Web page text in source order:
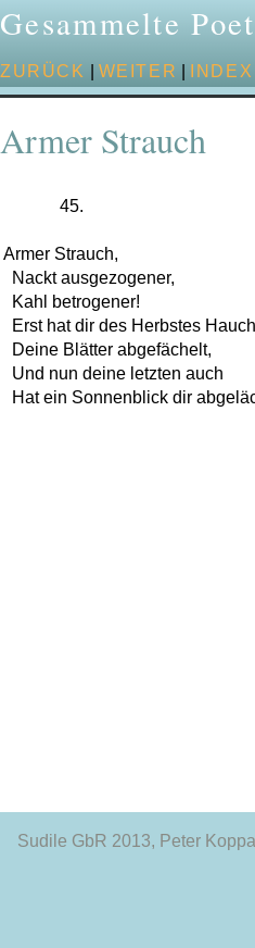
Gesammelte
ZURÜCK WEITER INDEX
Armer Strauch
             45.
Armer Strauch,
  Nackt ausgezogener,
  Kahl betrogener!
  Erst hat dir des Herbstes Hauch
  Deine Blätter abgefächelt,
  Und nun deine letzten auch
Sudile GbR 2013, Peter